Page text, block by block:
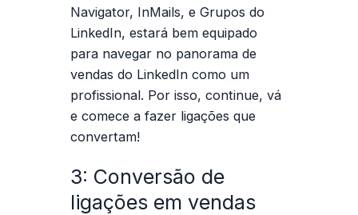
Navigator, InMails, e Grupos do
LinkedIn, estará bem equipado
para navegar no panorama de
vendas do LinkedIn como um
profissional. Por isso, continue, vá
e comece a fazer ligações que
convertam!
3: Conversão de
ligações em vendas